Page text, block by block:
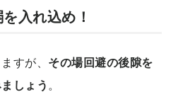
入れ込め！
すが、 その場回避の後隙を
しょう。